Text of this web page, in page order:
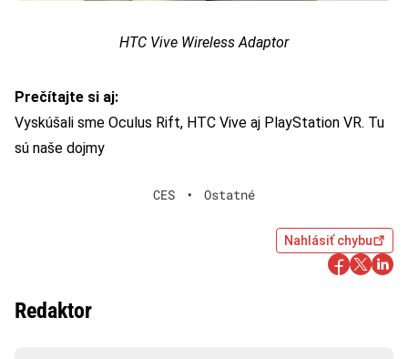
HTC Vive Wireless Adaptor
Prečítajte si aj:
Vyskúšali sme Oculus Rift, HTC Vive aj PlayStation VR. Tu
sú naše dojmy
CES • Ostatné
Nahlásiť chybu
Redaktor